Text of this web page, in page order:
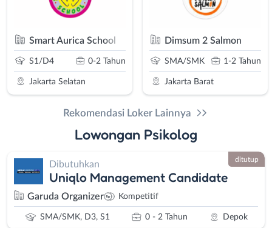
Smart Aurica School
S1/D4 0-2 Tahun
Jakarta Selatan
Dimsum 2 Salmon
SMA/SMK 1-2 Tahun
Jakarta Barat
Rekomendasi Loker Lainnya
Lowongan Psikolog
Dibutuhkan
Uniqlo Management Candidate
Garuda Organizer Kompetitif
SMA/SMK, D3, S1 0 - 2 Tahun Depok
ditutup